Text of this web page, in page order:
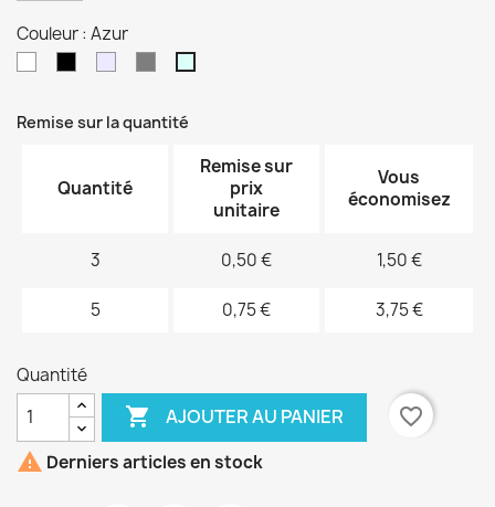
Couleur : Azur
Remise sur la quantité
Quantité
Remise sur
prix
unitaire
Vous
économisez
3 0,50 € 1,50 €
5 0,75 € 3,75 €
Quantité
 AJOUTER AU PANIER
favorite_border
 Derniers articles en stock